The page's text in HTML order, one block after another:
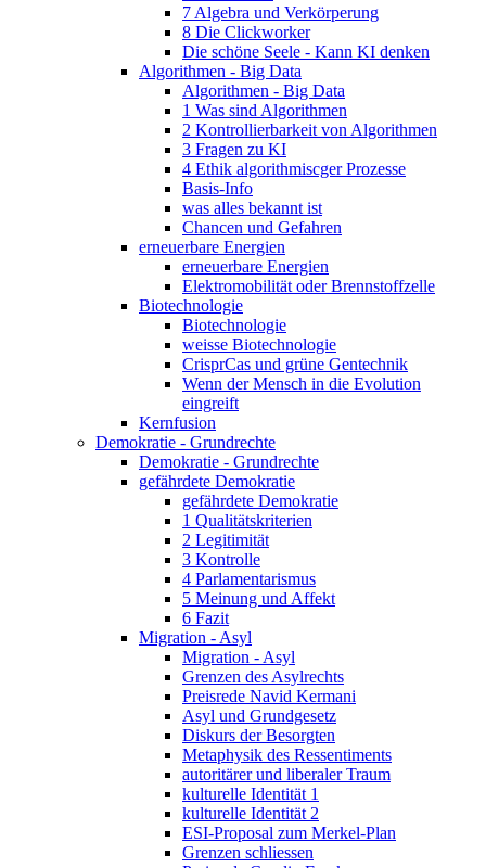
7 Algebra und Verkörperung
8 Die Clickworker
Die schöne Seele - Kann KI denken
Algorithmen - Big Data
Algorithmen - Big Data
1 Was sind Algorithmen
2 Kontrollierbarkeit von Algorithmen
3 Fragen zu KI
4 Ethik algorithmiscger Prozesse
Basis-Info
was alles bekannt ist
Chancen und Gefahren
erneuerbare Energien
erneuerbare Energien
Elektromobilität oder Brennstoffzelle
Biotechnologie
Biotechnologie
weisse Biotechnologie
CrisprCas und grüne Gentechnik
Wenn der Mensch in die Evolution
eingreift
Kernfusion
Demokratie - Grundrechte
Demokratie - Grundrechte
gefährdete Demokratie
gefährdete Demokratie
1 Qualitätskriterien
2 Legitimität
3 Kontrolle
4 Parlamentarismus
5 Meinung und Affekt
6 Fazit
Migration - Asyl
Migration - Asyl
Grenzen des Asylrechts
Preisrede Navid Kermani
Asyl und Grundgesetz
Diskurs der Besorgten
Metaphysik des Ressentiments
autoritärer und liberaler Traum
kulturelle Identität 1
kulturelle Identität 2
ESI-Proposal zum Merkel-Plan
Grenzen schliessen